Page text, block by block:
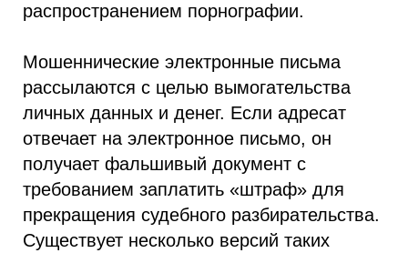
распространением порнографии.
Мошеннические электронные письма
рассылаются с целью вымогательства
личных данных и денег. Если адресат
отвечает на электронное письмо, он
получает фальшивый документ с
требованием заплатить «штраф» для
прекращения судебного разбирательства.
Существует несколько версий таких